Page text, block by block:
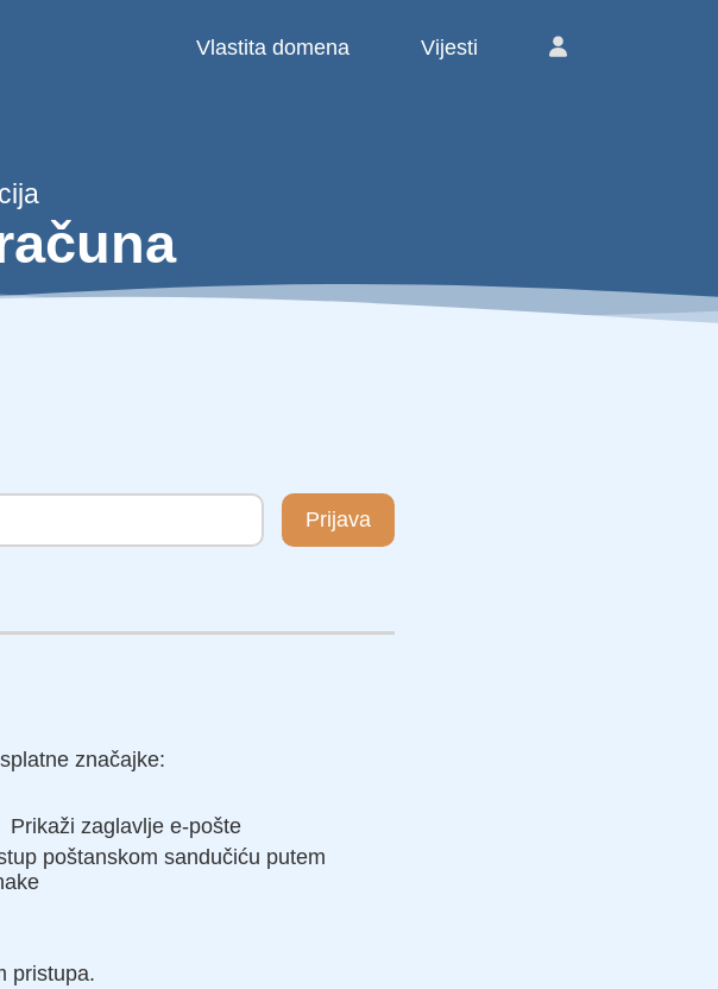
Vlastita domena Vijesti
Prijava
značajke:
Prikaži zaglavlje e-pošte
poštanskom sandučiću putem
pristupa.